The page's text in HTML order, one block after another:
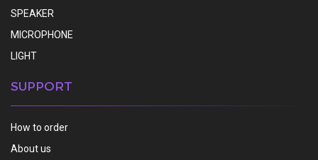
SPEAKER
MICROPHONE
LIGHT
SUPPORT
How to order
About us